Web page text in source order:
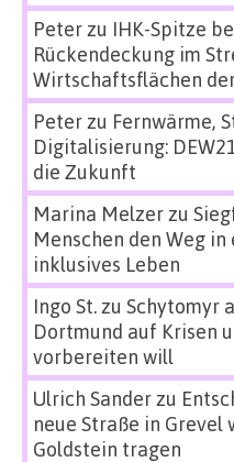
Peterzu IHK-Spitze
Rückendeckung im
Wirtschaftsflächen
Peterzu Fernwärme,
Digitalisierung:
die Zukunft
Marina Melzerzu
Menschen den Weg
inklusives Leben
Ingo St.zu Schytomyr
Dortmund auf Krisen
vorbereiten will
Ulrich Sanderzu
neue Straße in Grevel
Goldstein tragen